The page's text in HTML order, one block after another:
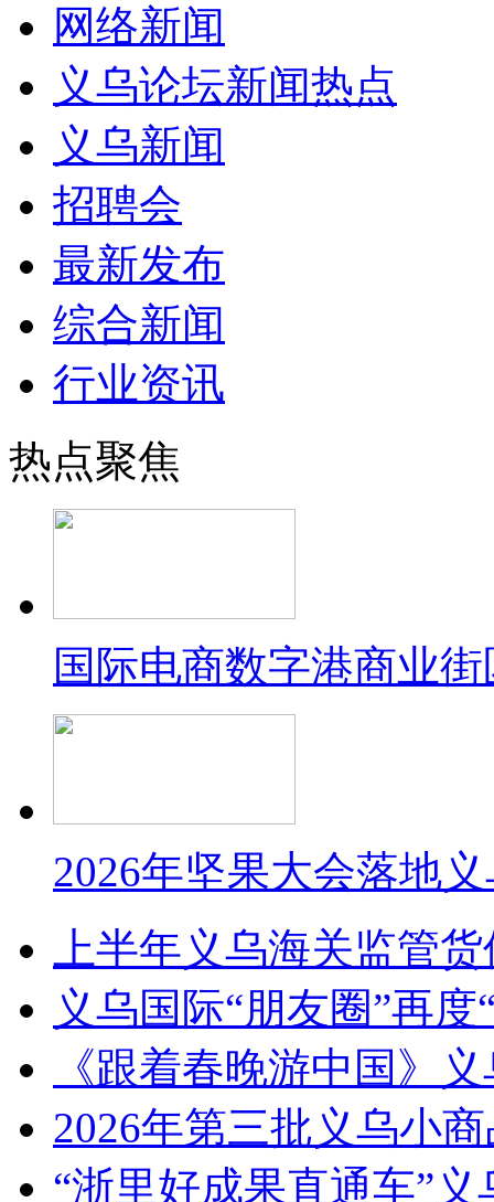
网络新闻
义乌论坛新闻热点
义乌新闻
招聘会
最新发布
综合新闻
行业资讯
热点聚焦
国际电商数字港商业
2026年坚果大会落地
上半年义乌海关监管
义乌国际“朋友圈”再度
《跟着春晚游中国》
2026年第三批义乌小
“浙里好成果直通车”